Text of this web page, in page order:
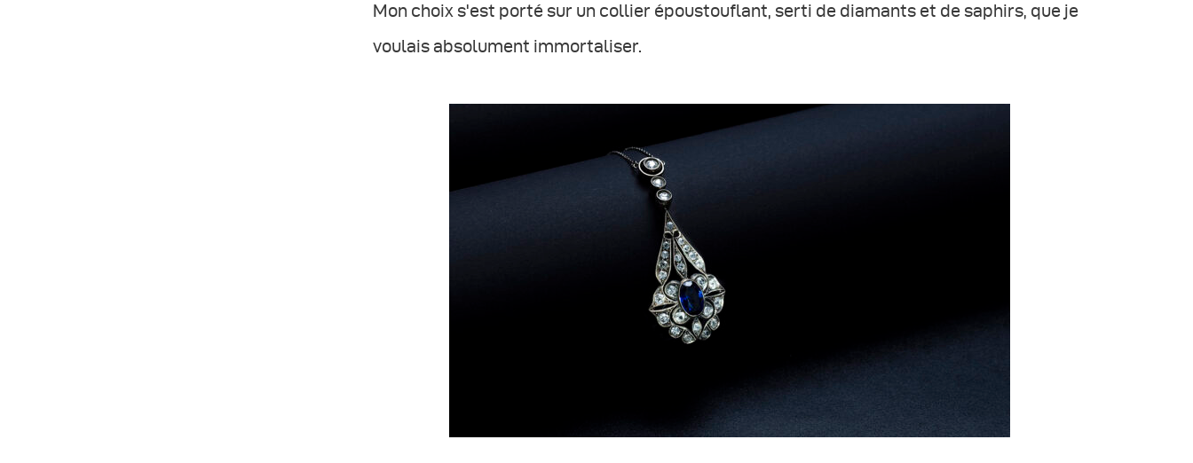
Mon choix s'est porté sur un collier époustouflant, serti de diamants et de saphirs, que je
voulais absolument immortaliser.